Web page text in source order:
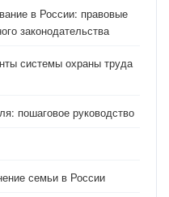
в России: правовые
законодательства
системы охраны труда
пошаговое руководство
семьи в России